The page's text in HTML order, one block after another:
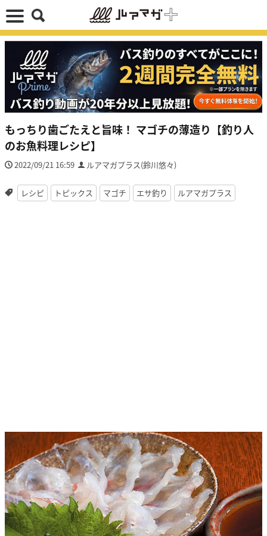
もっちり歯ごたえと旨味！ マゴチの薄造り【釣り人
のお魚料理レシピ】
2022/09/21 16:59 ルアマガプラス(鈴川悠々)
レシピ トピックス マゴチ エサ釣り ルアマガプラス